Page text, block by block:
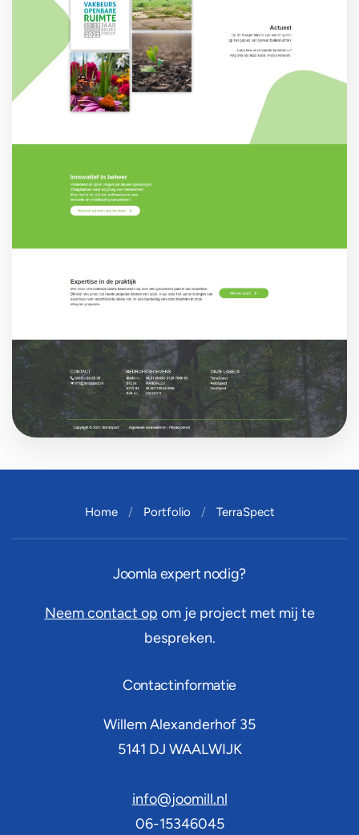
Home Portfolio TerraSpect
Joomla expert nodig?
Neem contact op om je project met mij te
bespreken.
Contactinformatie
Willem Alexanderhof 35
5141 DJ WAALWIJK
info@joomill.nl
06-15346045